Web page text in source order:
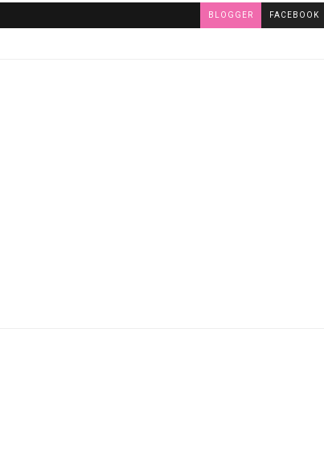
BLOGGER FACEBOOK